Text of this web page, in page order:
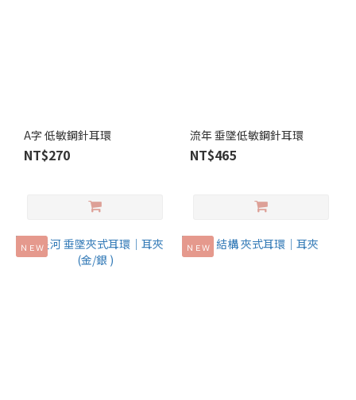
A字 低敏鋼針耳環
NT$270
流年 垂墜低敏鋼針耳環
NT$465
ＮＥＷ ＮＥＷ